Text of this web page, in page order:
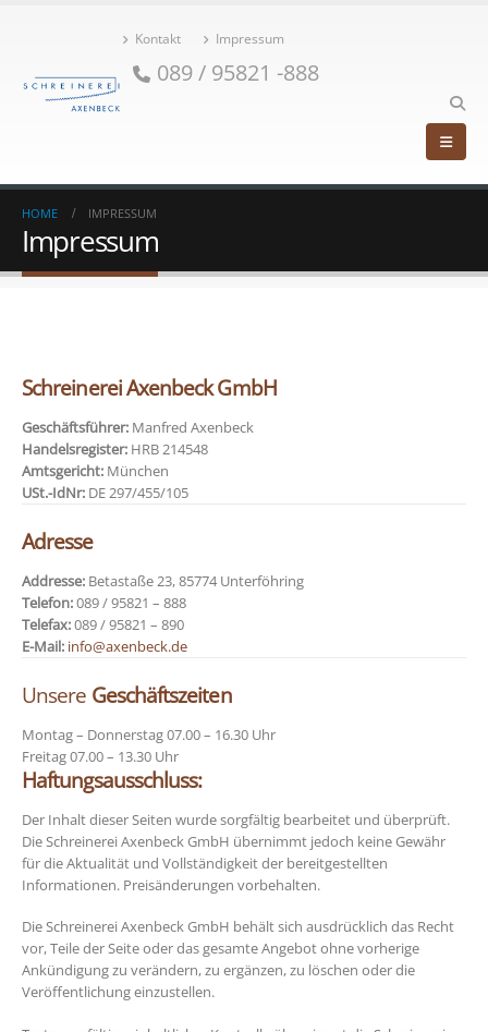
Kontakt Impressum
089 / 95821 -888
HOME IMPRESSUM
Impressum
Schreinerei Axenbeck GmbH
Geschäftsführer: Manfred Axenbeck
Handelsregister: HRB 214548
Amtsgericht: München
USt.-IdNr: DE 297/455/105
Adresse
Addresse: Betastaße 23, 85774 Unterföhring
Telefon:089 / 95821 – 888
Telefax:089 / 95821 – 890
E-Mail: info@axenbeck.de
Unsere Geschäftszeiten
Montag – Donnerstag 07.00 – 16.30 Uhr
Freitag 07.00 – 13.30 Uhr
Haftungsausschluss:
Der Inhalt dieser Seiten wurde sorgfältig bearbeitet und überprüft.
Die Schreinerei Axenbeck GmbH übernimmt jedoch keine Gewähr
für die Aktualität und Vollständigkeit der bereitgestellten
Informationen. Preisänderungen vorbehalten.
Die Schreinerei Axenbeck GmbH behält sich ausdrücklich das Recht
vor, Teile der Seite oder das gesamte Angebot ohne vorherige
Ankündigung zu verändern, zu ergänzen, zu löschen oder die
Veröffentlichung einzustellen.